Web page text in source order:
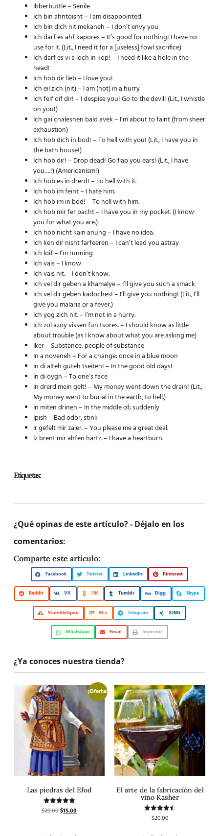
Ibberbuttle – Senile
Ich bin ahntoisht – I am disappointed
Ich bin dich nit mekaneh – I don’t envy you
Ich darf es ahf kapores – It’s good for nothing! I have no
use for it. (Lit., I need it for a [useless] fowl sacrifice)
Ich darf es vi a loch in kop! – I need it like a hole in the
head!
Ich hob dir lieb – I love you!
Ich eil zich (nit) – I am (not) in a hurry
Ich feif oif dir! – I despise you! Go to the devil! (Lit., I whistle
on you!)
Ich gai chaleshen bald avek – I’m about to faint (from sheer
exhaustion)
Ich hob dich in bod! – To hell with you! (Lit., I have you in
the bath house!)
Ich hob dir! – Drop dead! Go flap you ears! (Lit., I have
you….!) (Americanism!)
Ich hob es in drerd! – To hell with it.
Ich hob im feint – I hate him.
Ich hob im in bod! – To hell with him.
Ich hob mir fer pacht – I have you in my pocket. (I know
you for what you are.)
Ich hob nicht kain anung – I have no idea.
Ich ken dir nisht farfeeren – I can’t lead you astray
Ich loif – I’m running
Ich vais – I know
Ich vais nit. – I don’t know.
Ich vel dir geben a khamalye – I’ll give you such a smack
Ich vel dir geben kadoches! – I’ll give you nothing! (Lit., I’ll
give you malaria or a fever.)
Ich yog zich nit. – I’m not in a hurry.
Ich zol azoy vissen fun tsores. – I should know as little
about trouble (as I know about what you are asking me)
Iker – Substance; people of substance
In a noveneh – For a change; once in a blue moon
In di alteh guteh tseiten! – In the good old days!
In di oygn – To one’s face
In drerd mein gelt! – My money went down the drain! (Lit.,
My money went to burial in the earth, to hell.)
In miten drinen – In the middle of; suddenly
Ipish – Bad odor, stink
Ir gefelt mir zaier. – You please me a great deal.
Iz brent mir ahfen hartz. – I have a heartburn.
Etiquetas:
¿Qué opinas de este artículo? - Déjalo en los
comentarios:
Comparte este artículo:
Facebook Twitter LinkedIn Pinterest
Reddit VK OK Tumblr Digg Skype
StumbleUpon Mix Telegram XING
WhatsApp Email Imprimir
¿Ya conoces nuestra tienda?
¡Oferta!
Las piedras del Efod
Valorado
con
$20.00$15.00
El arte de la fabricación del
vino Kasher
Valorado
$20.00